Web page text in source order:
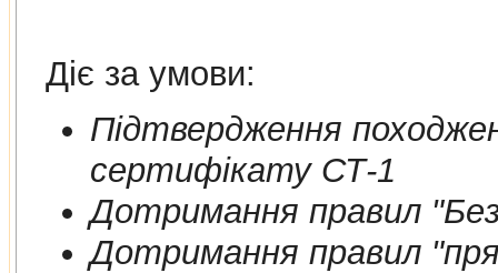
Діє за умови:
Пiдтвердження
сертифiкату СТ-1
Дотримання правил
Дотримання правил